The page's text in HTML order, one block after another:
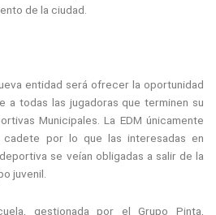
de la ciudad.
entidad será ofrecer la oportunidad
a todas las jugadoras que terminen su
Municipales. La EDM únicamente
cadete por lo que las interesadas en
se veían obligadas a salir de la
juvenil.
gestionada por el Grupo Pinta,